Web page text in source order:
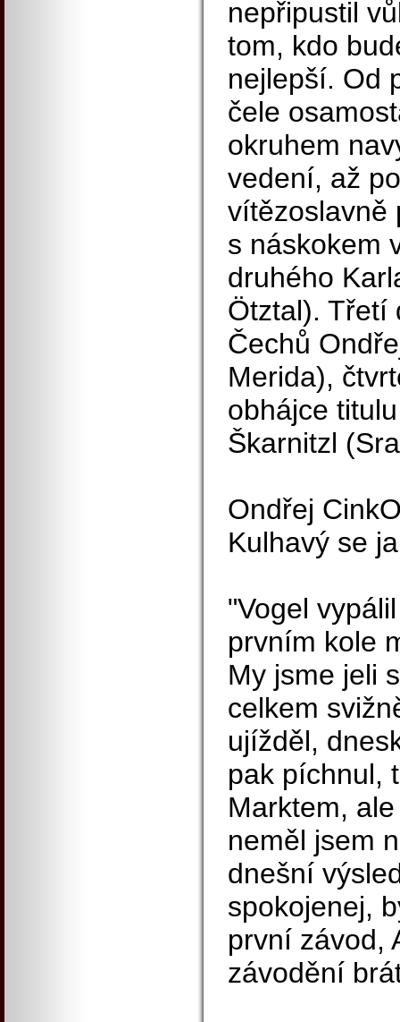
nepřipustil
tom, kdo
nejlepší. Od
čele
okruhem
vedení, až
vítězoslavně
s náskokem
druhého
Ötztal). Třetí
Čechů
Merida),
obhájce
Škarnitzl
Ondřej
Kulhavý se
"Vogel
prvním kole
My jsme jeli
celkem
ujížděl,
pak píchnul,
Marktem,
neměl jsem
dnešní
spokojenej,
první závod,
závodění